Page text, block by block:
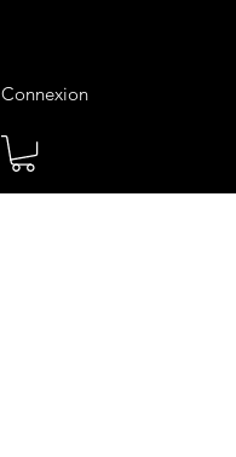
Connexion